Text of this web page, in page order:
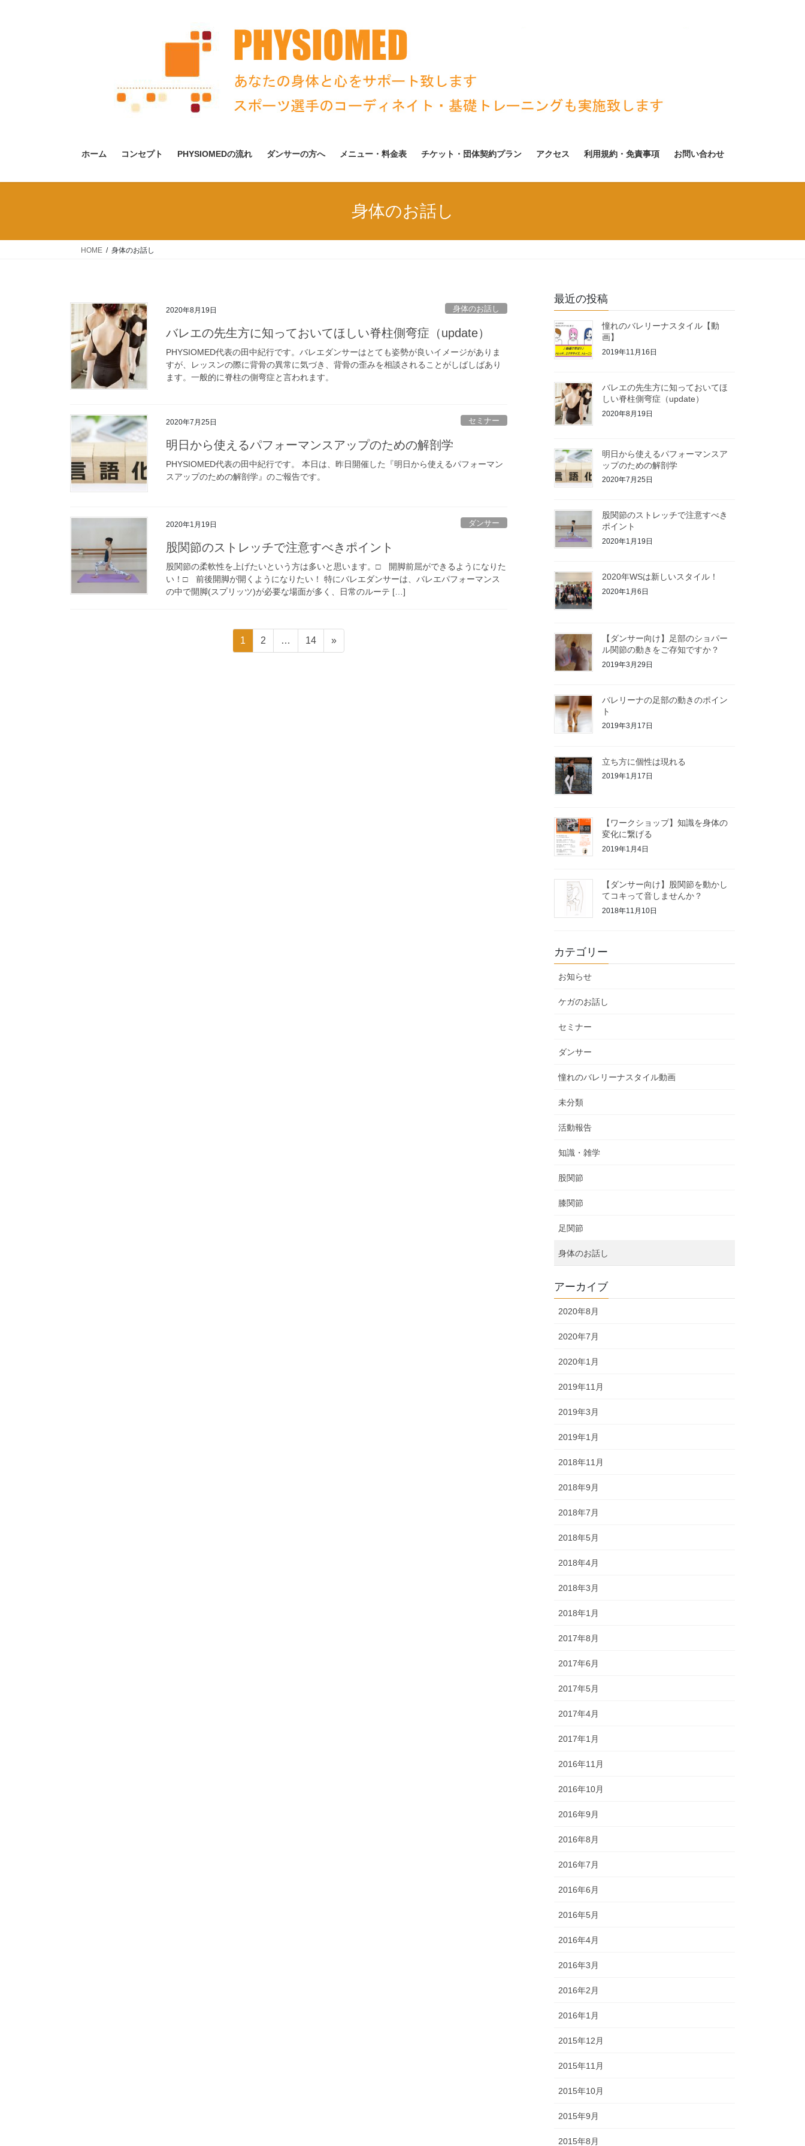
ホーム コンセプト PHYSIOMEDの流れ ダンサーの方へ メニュー・料金表 チケット・団体契約プラン アクセス 利用規約・免責事項 お問い合わせ
身体のお話し
HOME 身体のお話し
2020年8月19日 身体のお話し
バレエの先生方に知っておいてほしい脊柱側弯症（update）
PHYSIOMED代表の田中紀行です。バレエダンサーはとても姿勢が良いイメージがありま
すが、レッスンの際に背骨の異常に気づき、背骨の歪みを相談されることがしばしばあり
ます。一般的に脊柱の側弯症と言われます。
2020年7月25日 セミナー
明日から使えるパフォーマンスアップのための解剖学
PHYSIOMED代表の田中紀行です。 本日は、昨日開催した『明日から使えるパフォーマン
スアップのための解剖学』のご報告です。
2020年1月19日 ダンサー
股関節のストレッチで注意すべきポイント
股関節の柔軟性を上げたいという方は多いと思います。□ 開脚前屈ができるようになりた
い！□ 前後開脚が開くようになりたい！ 特にバレエダンサーは、バレエパフォーマンス
の中で開脚(スプリッツ)が必要な場面が多く、日常のルーテ […]
固
定
1
固
定
2 …
固
定
14 »
最近の投稿
憧れのバレリーナスタイル【動
画】
2019年11月16日
バレエの先生方に知っておいてほ
しい脊柱側弯症（update）
2020年8月19日
明日から使えるパフォーマンスア
ップのための解剖学
2020年7月25日
股関節のストレッチで注意すべき
ポイント
2020年1月19日
2020年WSは新しいスタイル！
2020年1月6日
【ダンサー向け】足部のショパー
ル関節の動きをご存知ですか？
2019年3月29日
バレリーナの足部の動きのポイン
ト
2019年3月17日
立ち方に個性は現れる
2019年1月17日
【ワークショップ】知識を身体の
変化に繋げる
2019年1月4日
【ダンサー向け】股関節を動かし
てコキって音しませんか？
2018年11月10日
カテゴリー
お知らせ
ケガのお話し
セミナー
ダンサー
憧れのバレリーナスタイル動画
未分類
活動報告
知識・雑学
股関節
膝関節
足関節
身体のお話し
アーカイブ
2020年8月
2020年7月
2020年1月
2019年11月
2019年3月
2019年1月
2018年11月
2018年9月
2018年7月
2018年5月
2018年4月
2018年3月
2018年1月
2017年8月
2017年6月
2017年5月
2017年4月
2017年1月
2016年11月
2016年10月
2016年9月
2016年8月
2016年7月
2016年6月
2016年5月
2016年4月
2016年3月
2016年2月
2016年1月
2015年12月
2015年11月
2015年10月
2015年9月
2015年8月